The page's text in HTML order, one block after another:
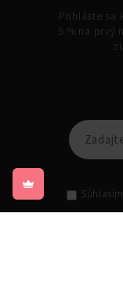
Prihláste sa
5 % na prvý